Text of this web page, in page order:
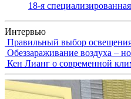
18-я
Интервью
Правильный выбор
Обеззараживание воздуха –
Кен Лианг о современной